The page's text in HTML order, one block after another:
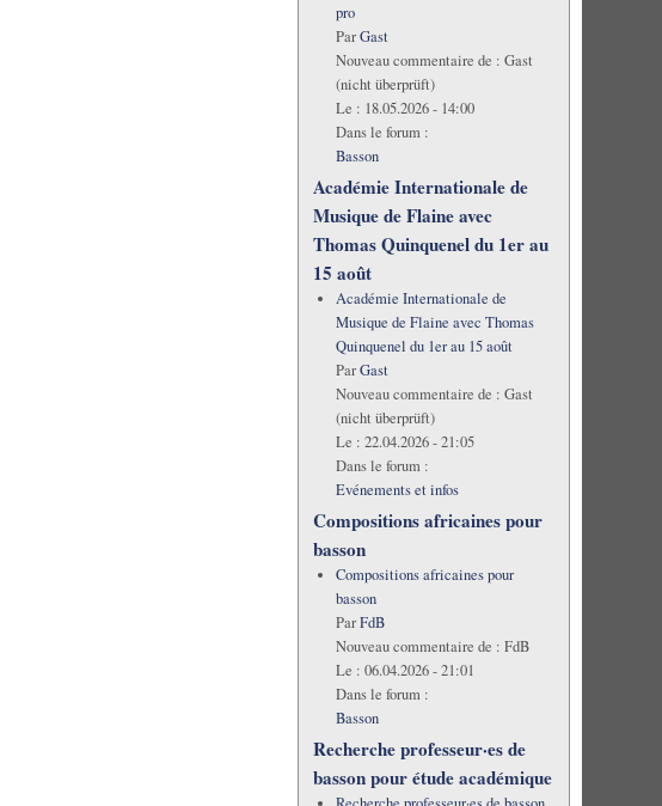
pro
ParGast
Nouveau commentaire de : Gast
(nicht überprüft)
Le : 18.05.2026 - 14:00
Dans le forum :
Basson
Académie Internationale de
Musique de Flaine avec
Thomas Quinquenel du 1er au
15 août
Académie Internationale de
Musique de Flaine avec Thomas
Quinquenel du 1er au 15 août
ParGast
Nouveau commentaire de : Gast
(nicht überprüft)
Le : 22.04.2026 - 21:05
Dans le forum :
Evénements et infos
Compositions africaines pour
basson
Compositions africaines pour
basson
ParFdB
Nouveau commentaire de : FdB
Le : 06.04.2026 - 21:01
Dans le forum :
Basson
Recherche professeur·es de
basson pour étude académique